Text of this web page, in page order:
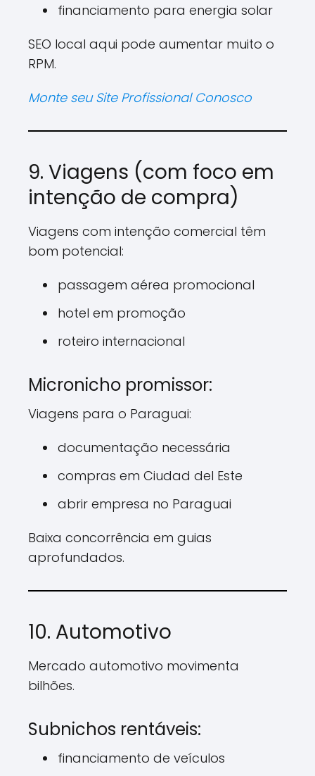
financiamento para energia solar
SEO local aqui pode aumentar muito o
RPM.
Monte seu Site Profissional Conosco
9. Viagens (com foco em
intenção de compra)
Viagens com intenção comercial têm
bom potencial:
passagem aérea promocional
hotel em promoção
roteiro internacional
Micronicho promissor:
Viagens para o Paraguai:
documentação necessária
compras em Ciudad del Este
abrir empresa no Paraguai
Baixa concorrência em guias
aprofundados.
10. Automotivo
Mercado automotivo movimenta
bilhões.
Subnichos rentáveis:
financiamento de veículos